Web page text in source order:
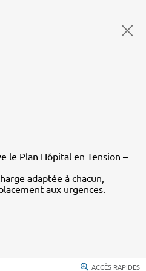
le Plan Hôpital en Tension –
adaptée à chacun,
aux urgences.
ACCÈS RAPIDES